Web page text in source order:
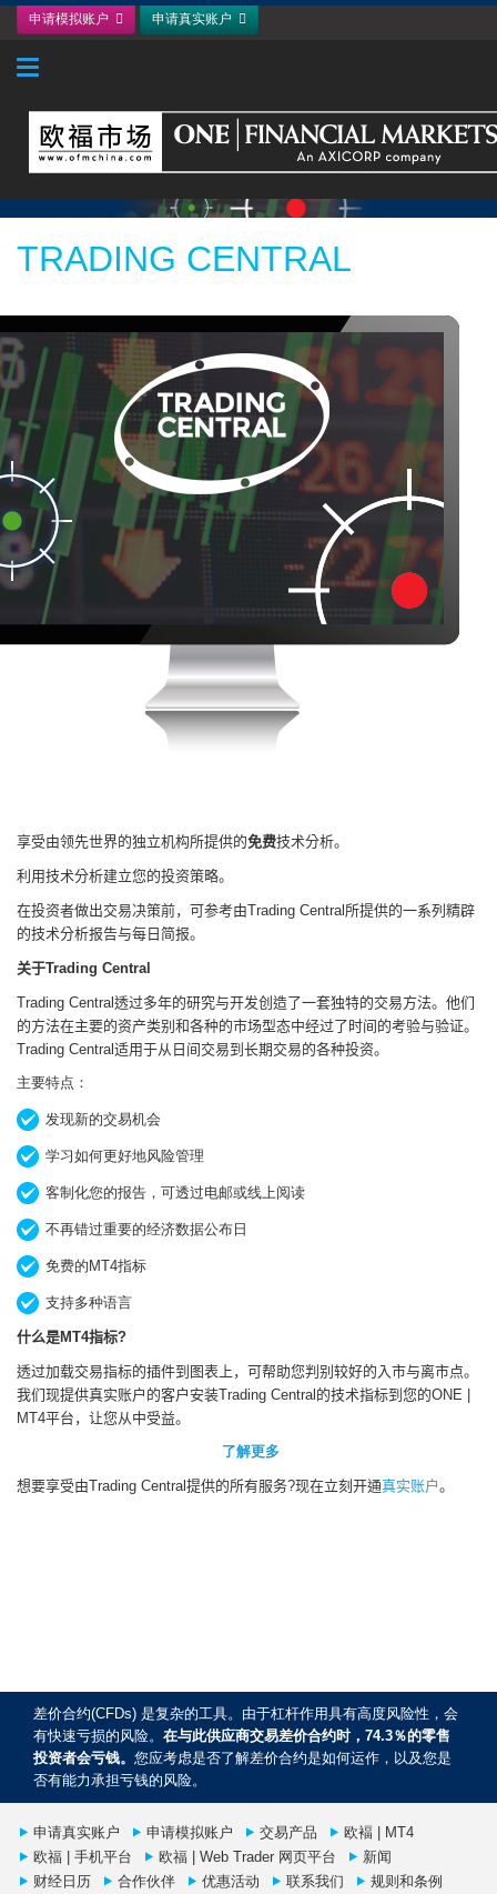
申请模拟账户 申请真实账户
TRADING CENTRAL
享受由领先世界的独立机构所提供的免费技术分析。
利用技术分析建立您的投资策略。
在投资者做出交易决策前， 可参考由Trading Central所提供的一系列精辟
的技术分析报告与每日简报。
关于Trading Central
Trading Central透过多年的研究与开发创造了一套独特的交易方法。他们
的方法在主要的资产类别和各种的市场型态中经过了时间的考验与验证。
Trading Central适用于从日间交易到长期交易的各种投资。
主要特点：
发现新的交易机会
学习如何更好地风险管理
客制化您的报告，可透过电邮或线上阅读
不再错过重要的经济数据公布日
免费的MT4指标
支持多种语言
什么是MT4指标?
透过加载交易指标的插件到图表上， 可帮助您判别较好的入市与离市点。
我们现提供真实账户的客户安装Trading Central 的技术指标到您的ONE |
MT4平台，让您从中受益。
了解更多
想要享受由Trading Central提供的所有服务?现在立刻开通真实账户。
差价合约(CFDs) 是复杂的工具。由于杠杆作用具有高度风险性，会
有快速亏损的风险。 在与此供应商交易差价合约时，74.3％的零售
投资者会亏钱。 您应考虑是否了解差价合约是如何运作，以及您是
否有能力承担亏钱的风险。
申请真实账户 申请模拟账户 交易产品
欧褔 | MT4
欧福 | 手机平台
欧福 | Web Trader 网页平台
新闻
财经日历
合作伙伴 优惠活动 联系我们
规则和条例